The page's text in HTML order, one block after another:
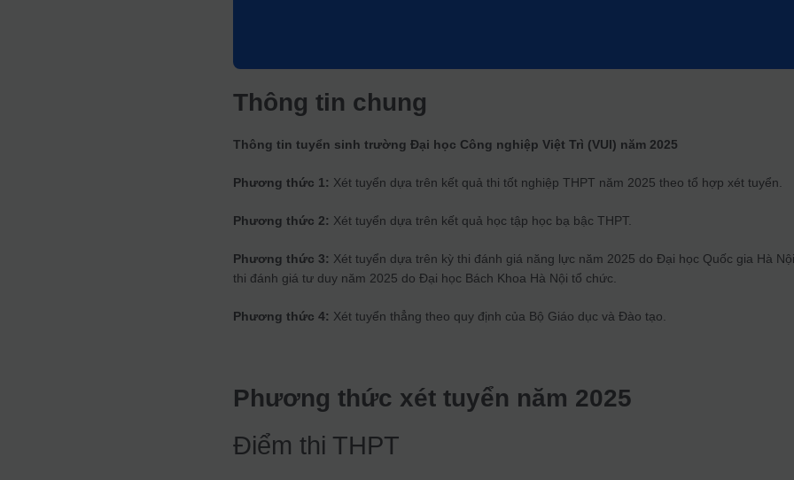
Thông tin chung
Thông tin tuyển sinh trường Đại học Công nghiệp Việt Trì (VUI) năm 2025
Phương thức 1: Xét tuyển dựa trên kết quả thi tốt nghiệp THPT năm 2025 theo tổ hợp xét tuyển.
Phương thức 2: Xét tuyển dựa trên kết quả học tập học bạ bậc THPT.
Phương thức 3: Xét tuyển dựa trên kỳ thi đánh giá năng lực năm 2025 do Đại học Quốc gia Hà
thi đánh giá tư duy năm 2025 do Đại học Bách Khoa Hà Nội tổ chức.
Phương thức 4: Xét tuyển thẳng theo quy định của Bộ Giáo dục và Đào tạo.
Phương thức xét tuyển năm 2025
Điểm thi THPT